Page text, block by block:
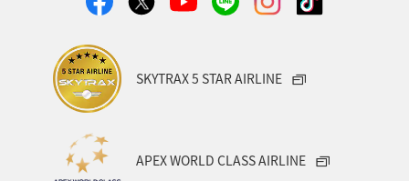
SKYTRAX 5 STAR AIRLINE
APEX WORLD CLASS AIRLINE